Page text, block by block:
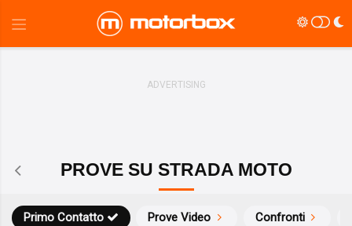
PROVE SU STRADA MOTO
Prove Video Confronti
Primo Contatto